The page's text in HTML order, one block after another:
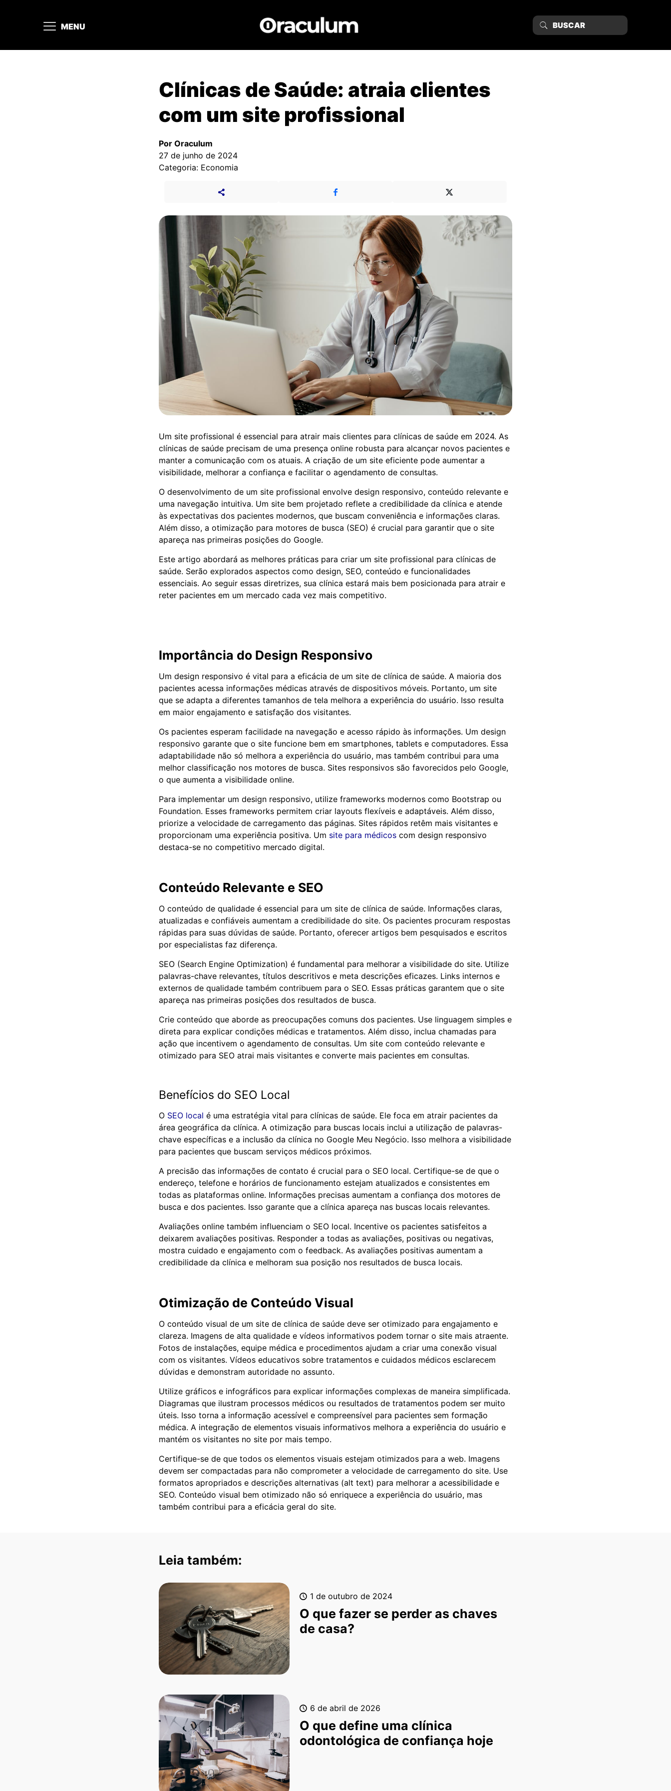
MENU
Clínicas de Saúde: atraia clientes
com um site profissional
Por Oraculum
27 de junho de 2024
Categoria: Economia
Um site profissional é essencial para atrair mais clientes para clínicas de saúde em 2024. As
clínicas de saúde precisam de uma presença online robusta para alcançar novos pacientes e
manter a comunicação com os atuais. A criação de um site eficiente pode aumentar a
visibilidade, melhorar a confiança e facilitar o agendamento de consultas.
O desenvolvimento de um site profissional envolve design responsivo, conteúdo relevante e
uma navegação intuitiva. Um site bem projetado reflete a credibilidade da clínica e atende
às expectativas dos pacientes modernos, que buscam conveniência e informações claras.
Além disso, a otimização para motores de busca (SEO) é crucial para garantir que o site
apareça nas primeiras posições do Google.
Este artigo abordará as melhores práticas para criar um site profissional para clínicas de
saúde. Serão explorados aspectos como design, SEO, conteúdo e funcionalidades
essenciais. Ao seguir essas diretrizes, sua clínica estará mais bem posicionada para atrair e
reter pacientes em um mercado cada vez mais competitivo.
Importância do Design Responsivo
Um design responsivo é vital para a eficácia de um site de clínica de saúde. A maioria dos
pacientes acessa informações médicas através de dispositivos móveis. Portanto, um site
que se adapta a diferentes tamanhos de tela melhora a experiência do usuário. Isso resulta
em maior engajamento e satisfação dos visitantes.
Os pacientes esperam facilidade na navegação e acesso rápido às informações. Um design
responsivo garante que o site funcione bem em smartphones, tablets e computadores. Essa
adaptabilidade não só melhora a experiência do usuário, mas também contribui para uma
melhor classificação nos motores de busca. Sites responsivos são favorecidos pelo Google,
o que aumenta a visibilidade online.
Para implementar um design responsivo, utilize frameworks modernos como Bootstrap ou
Foundation. Esses frameworks permitem criar layouts flexíveis e adaptáveis. Além disso,
priorize a velocidade de carregamento das páginas. Sites rápidos retêm mais visitantes e
proporcionam uma experiência positiva. Um site para médicos com design responsivo
destaca-se no competitivo mercado digital.
Conteúdo Relevante e SEO
O conteúdo de qualidade é essencial para um site de clínica de saúde. Informações claras,
atualizadas e confiáveis aumentam a credibilidade do site. Os pacientes procuram respostas
rápidas para suas dúvidas de saúde. Portanto, oferecer artigos bem pesquisados e escritos
por especialistas faz diferença.
SEO (Search Engine Optimization) é fundamental para melhorar a visibilidade do site. Utilize
palavras-chave relevantes, títulos descritivos e meta descrições eficazes. Links internos e
externos de qualidade também contribuem para o SEO. Essas práticas garantem que o site
apareça nas primeiras posições dos resultados de busca.
Crie conteúdo que aborde as preocupações comuns dos pacientes. Use linguagem simples e
direta para explicar condições médicas e tratamentos. Além disso, inclua chamadas para
ação que incentivem o agendamento de consultas. Um site com conteúdo relevante e
otimizado para SEO atrai mais visitantes e converte mais pacientes em consultas.
Benefícios do SEO Local
O SEO local é uma estratégia vital para clínicas de saúde. Ele foca em atrair pacientes da
área geográfica da clínica. A otimização para buscas locais inclui a utilização de palavras-
chave específicas e a inclusão da clínica no Google Meu Negócio. Isso melhora a visibilidade
para pacientes que buscam serviços médicos próximos.
A precisão das informações de contato é crucial para o SEO local. Certifique-se de que o
endereço, telefone e horários de funcionamento estejam atualizados e consistentes em
todas as plataformas online. Informações precisas aumentam a confiança dos motores de
busca e dos pacientes. Isso garante que a clínica apareça nas buscas locais relevantes.
Avaliações online também influenciam o SEO local. Incentive os pacientes satisfeitos a
deixarem avaliações positivas. Responder a todas as avaliações, positivas ou negativas,
mostra cuidado e engajamento com o feedback. As avaliações positivas aumentam a
credibilidade da clínica e melhoram sua posição nos resultados de busca locais.
Otimização de Conteúdo Visual
O conteúdo visual de um site de clínica de saúde deve ser otimizado para engajamento e
clareza. Imagens de alta qualidade e vídeos informativos podem tornar o site mais atraente.
Fotos de instalações, equipe médica e procedimentos ajudam a criar uma conexão visual
com os visitantes. Vídeos educativos sobre tratamentos e cuidados médicos esclarecem
dúvidas e demonstram autoridade no assunto.
Utilize gráficos e infográficos para explicar informações complexas de maneira simplificada.
Diagramas que ilustram processos médicos ou resultados de tratamentos podem ser muito
úteis. Isso torna a informação acessível e compreensível para pacientes sem formação
médica. A integração de elementos visuais informativos melhora a experiência do usuário e
mantém os visitantes no site por mais tempo.
Certifique-se de que todos os elementos visuais estejam otimizados para a web. Imagens
devem ser compactadas para não comprometer a velocidade de carregamento do site. Use
formatos apropriados e descrições alternativas (alt text) para melhorar a acessibilidade e
SEO. Conteúdo visual bem otimizado não só enriquece a experiência do usuário, mas
também contribui para a eficácia geral do site.
Leia também:
1 de outubro de 2024
O que fazer se perder as chaves
de casa?
6 de abril de 2026
O que define uma clínica
odontológica de confiança hoje